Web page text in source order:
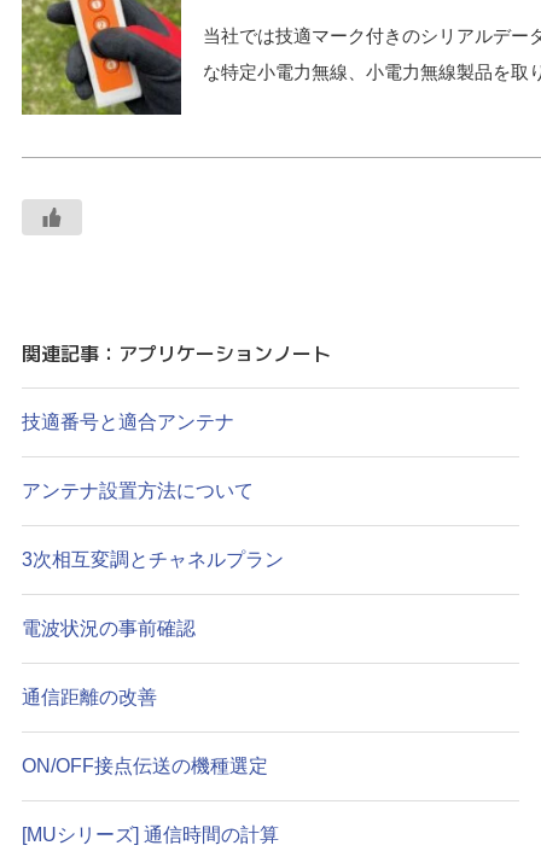
当社では技適マーク付きのシリアルデー
な特定小電力無線、小電力無線製品を取
関連記事：アプリケーションノート
技適番号と適合アンテナ
アンテナ設置方法について
3次相互変調とチャネルプラン
電波状況の事前確認
通信距離の改善
ON/OFF接点伝送の機種選定
[MUシリーズ] 通信時間の計算